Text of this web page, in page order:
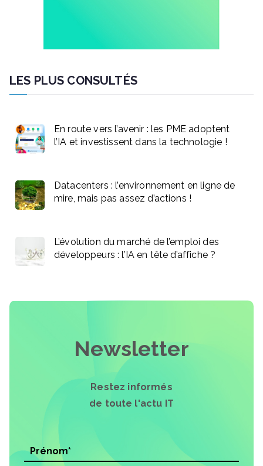
LES PLUS CONSULTÉS
En route vers l’avenir : les PME adoptent
l’IA et investissent dans la technologie !
Datacenters : l’environnement en ligne de
mire, mais pas assez d’actions !
L’évolution du marché de l’emploi des
développeurs : l’IA en tête d’affiche ?
Newsletter
Restez informés
de toute l'actu IT